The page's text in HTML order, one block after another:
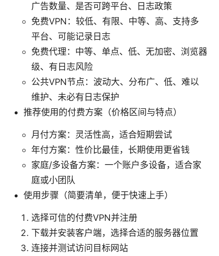
广告数量、是否可跨平台、日志政策
免费VPN：较低、有限、中等、高、支持多
平台、可能记录日志
免费代理：中等、单点、低、无加密、浏览器
级、有日志风险
公共VPN节点：波动大、分布广、低、难以
维护、未必有日志保护
推荐使用的付费方案（价格区间与特点）
月付方案：灵活性高，适合短期尝试
年付方案：性价比最佳，长期使用更省钱
家庭/多设备方案：一个账户多设备，适合家
庭或小团队
使用步骤（简要清单，便于快速上手）
选择可信的付费VPN并注册
下载并安装客户端，选择合适的服务器位置
连接并测试访问目标网站